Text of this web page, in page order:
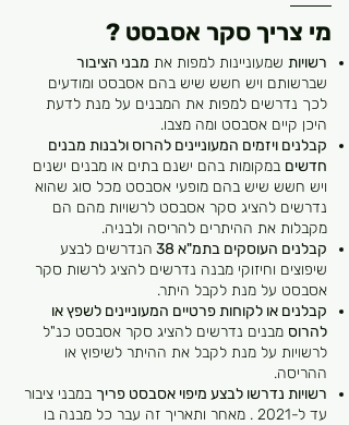
רשויות שמעוניינות למפות את מבני הציבור
שברשותם ויש חשש שיש בהם אסבסט ומודעים
לכך נדרשים למפות את המבנים על מנת לדעת
היכן קיים אסבסט ומה מצבו.
קבלנים ויזמים המעוניינים להרוס ולבנות מבנים
חדשים במקומות בהם ישנם בתים או מבנים ישנים
ויש חשש שיש בהם מופעי אסבסט מכל סוג שהוא
נדרשים להציג סקר אסבסט לרשויות מהם הם
מקבלות את ההיתרים להריסה ולבניה.
קבלנים העוסקים בתמ"א 38
הנדרשים לבצע
שיפוצים וחיזוקי מבנה נדרשים להציג לרשות סקר
אסבסט על מנת לקבל היתר.
קבלנים או לקוחות פרטיים המעוניינים לשפץ או
להרוס מבנים נדרשים להציג סקר אסבסט כנ"ל
לרשויות על מנת לקבל את ההיתר לשיפוץ או
ההריסה.
רשויות נדרשו לבצע מיפוי אסבסט פריך במבני ציבור
עד ל-2021 . מאחר ותאריך זה עבר כל מבנה בו
מי צריך סקר אסבסט ?